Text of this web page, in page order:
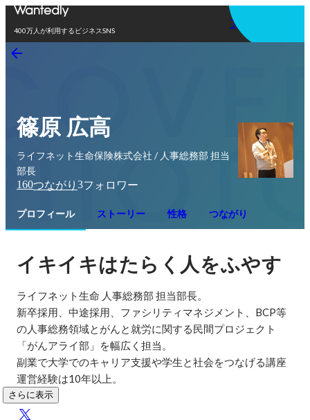
400万人が利用するビジネスSNS
アプリを使う
篠原 広高
ライフネット生命保険株式会社 / 人事総務部 担当
部長
160つながり 3フォロワー
プロフィール ストーリー 性格 つながり
イキイキはたらく人をふやす
ライフネット生命 人事総務部 担当部長。
新卒採用、中途採用、ファシリティマネジメント、BCP等
の人事総務領域とがんと就労に関する民間プロジェクト
「がんアライ部」を幅広く担当。
副業で大学でのキャリア支援や学生と社会をつなげる講座
運営経験は10年以上。
さらに表示